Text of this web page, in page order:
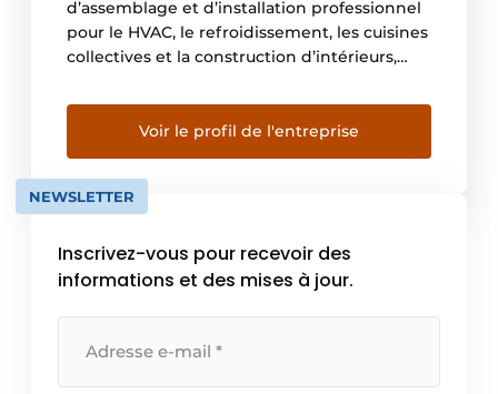
d’assemblage et d’installation professionnel
pour le HVAC, le refroidissement, les cuisines
collectives et la construction d’intérieurs,
ainsi que l’intralogistique, Linumgroep est
une valeur sûre sur le marché européen. Le
Linumgroep est composé de quatre
entreprises complémentaires qui, chacune
dans sa spécialisation, garantit un service à
Voir le profil de l'entreprise
NEWSLETTER
Inscrivez-vous pour recevoir des
informations et des mises à jour.